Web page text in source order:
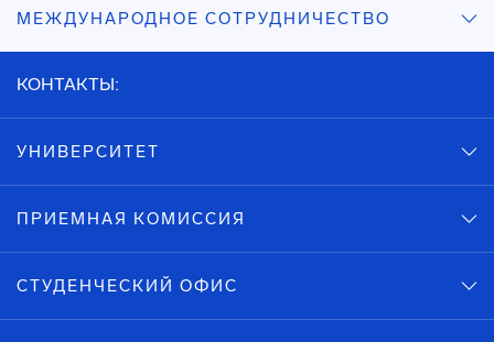
МЕЖДУНАРОДНОЕ СОТРУДНИЧЕСТВО
КОНТАКТЫ:
УНИВЕРСИТЕТ
ПРИЕМНАЯ КОМИССИЯ
СТУДЕНЧЕСКИЙ ОФИС